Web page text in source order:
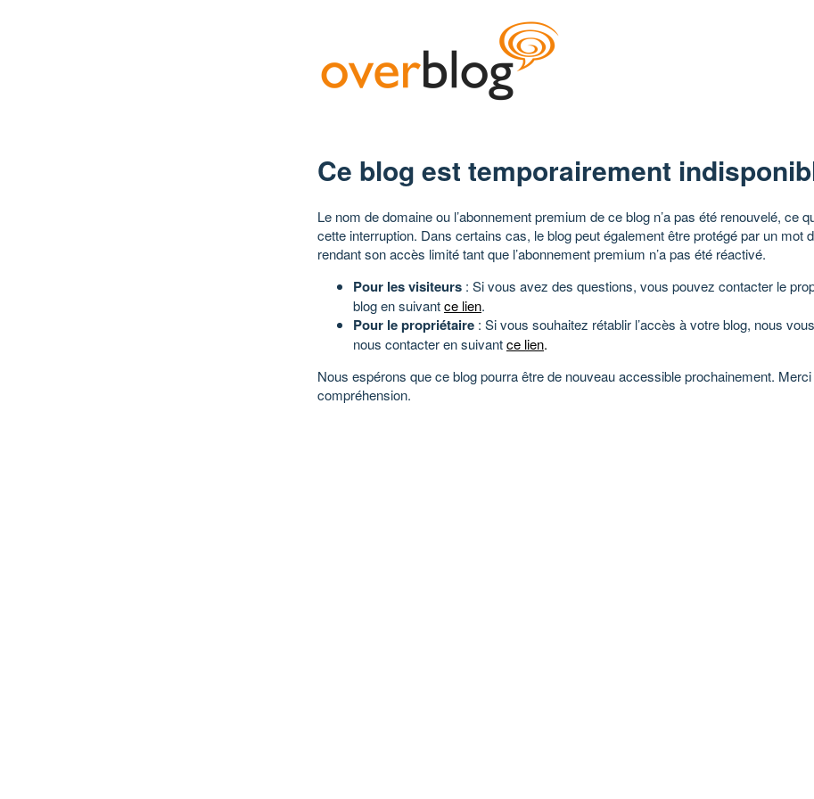
Ce blog est temporairement
Le nom de domaine ou l’abonnement premium de ce blog n’a pas été renouvelé, ce
cette interruption. Dans certains cas, le blog peut également être protégé par un mot
rendant son accès limité tant que l’abonnement premium n’a pas été réactivé.
Pour les visiteurs : Si vous avez des questions, vous pouvez contacter le
blog en suivantce lien.
Pour le propriétaire : Si vous souhaitez rétablir l’accès à votre blog, nous
nous contacter en suivantce lien.
Nous espérons que ce blog pourra être de nouveau accessible prochainement.
compréhension.